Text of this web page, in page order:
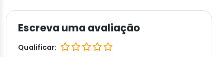
Escreva uma avaliação
Qualificar: